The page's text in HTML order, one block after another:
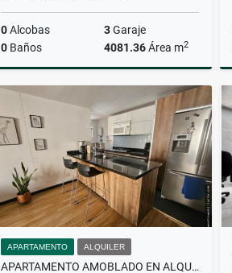
0Alcobas 3Garaje
0 Baños 4081.36Área m2
Venta
$619.000.000
APARTAMENTO ALQUILER
APARTAMENTO AMOBLADO EN ALQUILER CIUDAD DEL RIO